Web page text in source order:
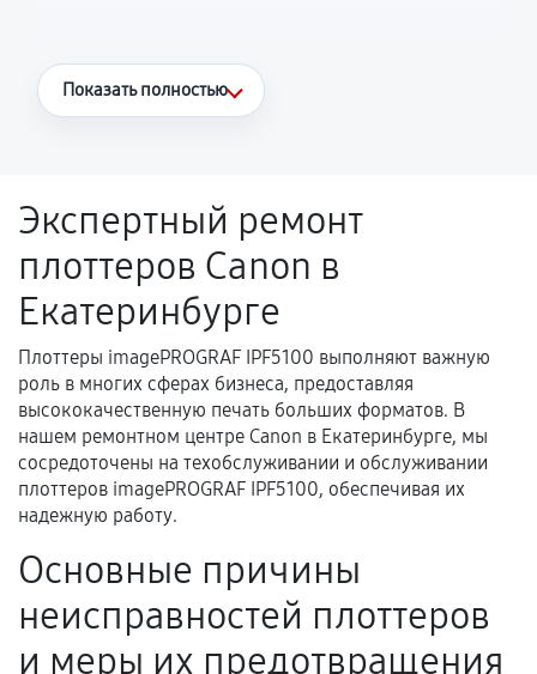
Что считается гарантийным случаем
Поломка установленной детали при
нормальной эксплуатации в течение
гарантийного срока.
Несоответствие комплектующей заявленным
техническим характеристикам.
Документы для подтверждения
гарантии
Гарантийный талон.
Акт выполненных работ с датой, перечнем
Документы на установленные комплектующие
и кассовый чек.
Показать полностью
Экспертный ремонт
плоттеров Canon в
Екатеринбурге
Плоттеры imagePROGRAF IPF5100 выполняют важную
роль в многих сферах бизнеса, предоставляя
высококачественную печать больших форматов. В
нашем ремонтном центре Canon в Екатеринбурге, мы
сосредоточены на техобслуживании и обслуживании
плоттеров imagePROGRAF IPF5100, обеспечивая их
надежную работу.
Основные причины
неисправностей плоттеров
и меры их предотвращения